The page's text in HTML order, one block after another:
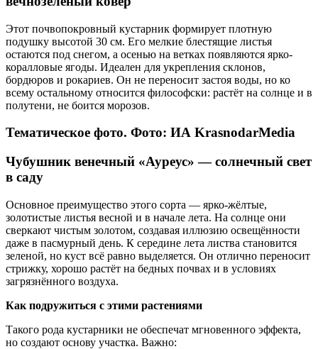
Этот почвопокровный кустарник формирует плотную
подушку высотой 30 см. Его мелкие блестящие листья
остаются под снегом, а осенью на ветках появляются ярко-
коралловые ягоды. Идеален для укрепления склонов,
бордюров и рокариев. Он не переносит застоя воды, но ко
всему остальному относится философски: растёт на солнце и в
полутени, не боится морозов.
Тематическое фото. Фото: ИА KrasnodarMedia
Чубушник венечный «Ауреус» — солнечный свет
в саду
Основное преимущество этого сорта — ярко-жёлтые,
золотистые листья весной и в начале лета. На солнце они
сверкают чистым золотом, создавая иллюзию освещённости
даже в пасмурный день. К середине лета листва становится
зеленой, но куст всё равно выделяется. Он отлично переносит
стрижку, хорошо растёт на бедных почвах и в условиях
загрязнённого воздуха.
Как подружиться с этими растениями
Такого рода кустарники не обеспечат мгновенного эффекта,
но создают основу участка. Важно: